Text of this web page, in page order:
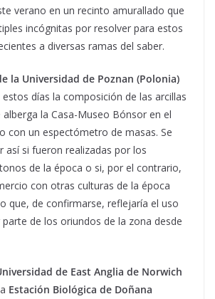
verano en un recinto amurallado que
incógnitas por resolver para estos
a diversas ramas del saber.
la Universidad de Poznan (Polonia)
días la composición de las arcillas
alberga la Casa-Museo Bónsor en el
con un espectómetro de masas. Se
así si fueron realizadas por los
de la época o si, por el contrario,
con otras culturas de la época
que, de confirmarse, reflejaría el uso
de los oriundos de la zona desde
de East Anglia de Norwich
Estación Biológica de Doñana